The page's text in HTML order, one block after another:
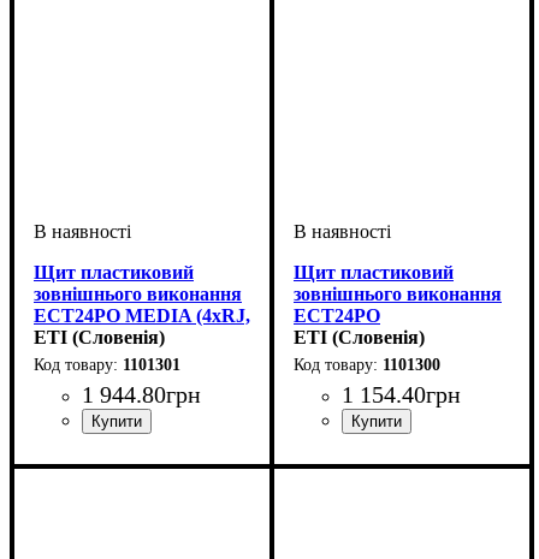
Щит пластиковий
зовнішнього виконання
ECT24PO MEDIA (4xRJ,
розетка 230В, біла
дверцята) 1101301
ETI (Словенія)
1101301
1 944.80грн
Щит пластиковий
зовнішнього виконання
ECT24PO
MEDIA/EMPTY
(порожній, білі
дверцята) 1101300
ETI (Словенія)
1101300
1 154.40грн